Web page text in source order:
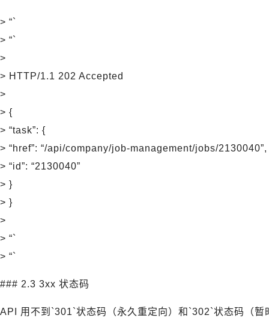
> “`
> “`
>
> HTTP/1.1 202 Accepted
>
> {
> “task”: {
> “href”: “/api/company/job-management/jobs/2130040”,
> “id”: “2130040”
> }
> }
>
> “`
> “`
### 2.3 3xx 状态码
API 用不到`301`状态码（永久重定向）和`302`状态码（